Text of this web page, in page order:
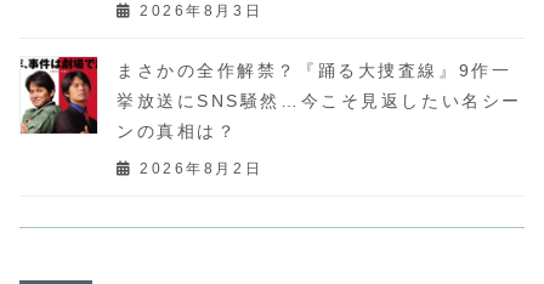
2026年8月3日
まさかの全作解禁？『踊る大捜査線』9作一
挙放送にSNS騒然…今こそ見返したい名シー
ンの真相は？
2026年8月2日